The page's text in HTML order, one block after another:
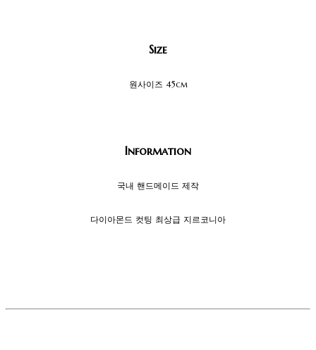
Size
원사이즈 45cm
Information
국내 핸드메이드 제작
다이아몬드 컷팅 최상급 지르코니아